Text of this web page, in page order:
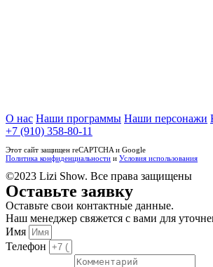
О нас Наши программы Наши персонажи
+7 (910) 358-80-11
Этот сайт защищен reCAPTCHA и Google
Политика конфиденциальности и Условия использования
©2023 Lizi Show. Все права защищены
Оставьте заявку
Оставьте свои контактные данные.
Наш менеджер свяжется с вами для
Имя
Телефон